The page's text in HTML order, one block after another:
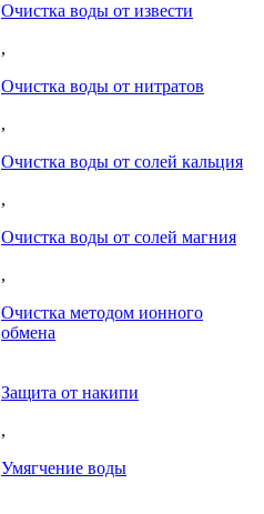
Очистка воды от извести
,
Очистка воды от нитратов
,
Очистка воды от солей кальция
,
Очистка воды от солей магния
,
Очистка методом ионного
обмена
Защита от накипи
,
Умягчение воды